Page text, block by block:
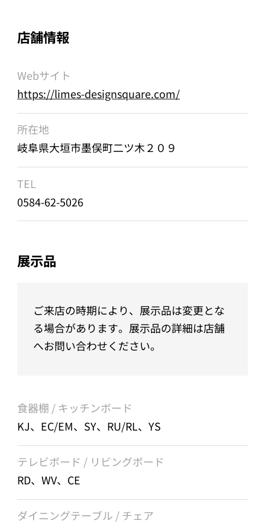
店舗情報
Webサイト
https://limes-designsquare.com/
所在地
岐阜県大垣市墨俣町二ツ木２０９
TEL
0584-62-5026
展示品
ご来店の時期により、展示品は変更とな
る場合があります。展示品の詳細は店舗
へお問い合わせください。
食器棚 / キッチンボード
KJ、EC/EM、SY、RU/RL、YS
テレビボード / リビングボード
RD、WV、CE
ダイニングテーブル / チェア